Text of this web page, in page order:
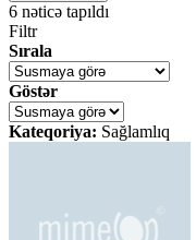
6 nəticə tapıldı
Filtr
Sırala
Göstər
Kateqoriya: Sağlamlıq